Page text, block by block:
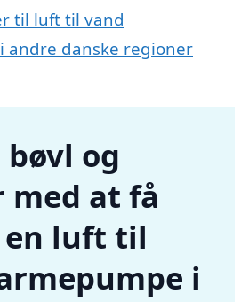
til luft til vand
andre danske regioner
og
at få
en luft til
i